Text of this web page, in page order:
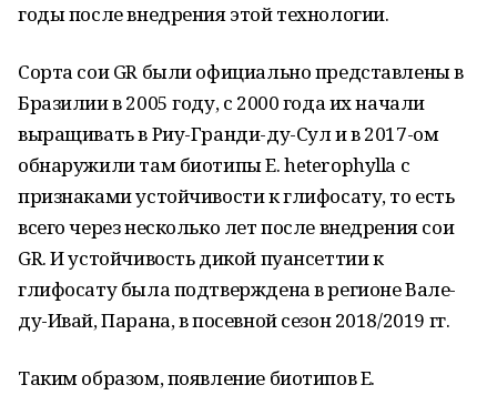
годы после внедрения этой технологии.
Сорта сои GR были официально представлены в
Бразилии в 2005 году, с 2000 года их начали
выращивать в Риу-Гранди-ду-Сул и в 2017-ом
обнаружили там биотипы E. heterophylla с
признаками устойчивости к глифосату, то есть
всего через несколько лет после внедрения сои
GR. И устойчивость дикой пуансеттии к
глифосату была подтверждена в регионе Вале-
ду-Ивай, Парана, в посевной сезон 2018/2019 гг.
Таким образом, появление биотипов E.